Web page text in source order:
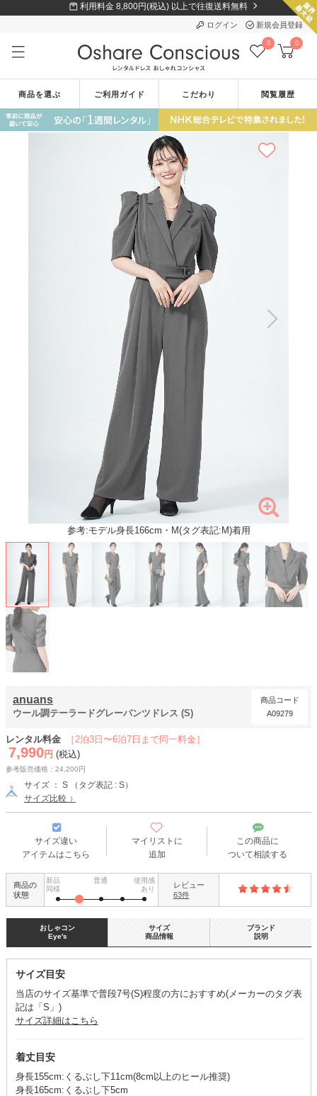
利用料金 8,800円(税込) 以上で往復送料無料
ログイン 新規会員登録
0 0
商品を選ぶ ご利用ガイド こだわり 閲覧履歴
参考:モデル身長166cm・M(タグ表記:M)着用
anuans
ウール調テーラードグレーパンツドレス (S)
商品コード
A09279
［2泊3日〜6泊7日まで同一料金］
レンタル料金
7,990 円 (税込)
参考販売価格：24,200円
サイズ ： S （タグ表記 : S）
サイズ比較
サイズ違い
アイテムはこちら
マイリストに
追加
この商品に
ついて相談する
商品の
状態
新品
同様
普通
使用感
あり
レビュー
63件
おしゃコン
Eye's
サイズ目安
当店のサイズ基準で普段7号(S)程度の方におすすめ(メーカーのタグ表
記は「S」)
サイズ詳細はこちら
着丈目安
身長155cm:くるぶし下11cm(8cm以上のヒール推奨)
身長165cm:くるぶし下5cm
サイズ
商品情報
ブランド
説明